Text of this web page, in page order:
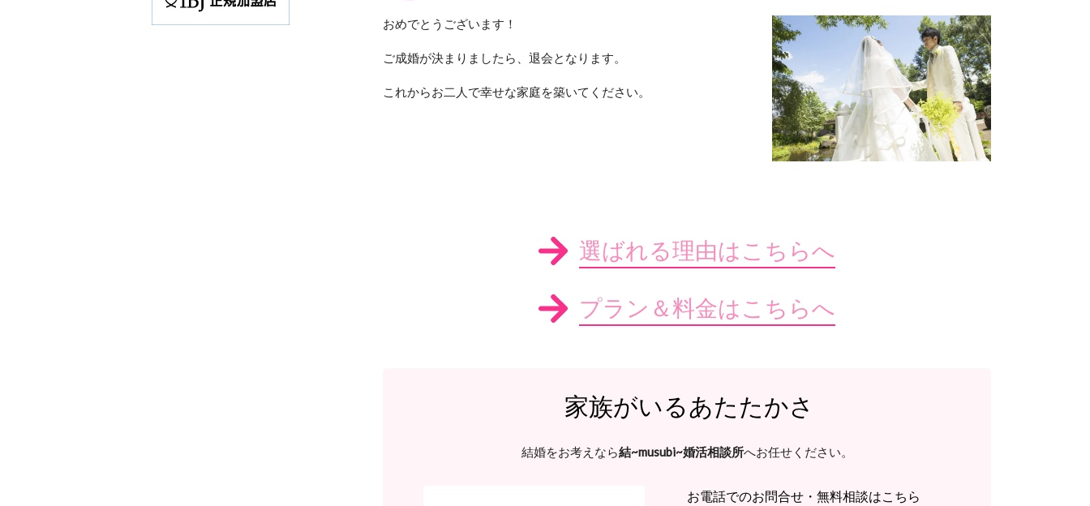
おめでとうございます！
ご成婚が決まりましたら、退会となります。
これからお二人で幸せな家庭を築いてください。
選ばれる理由はこちらへ
プラン＆料金はこちらへ
家族がいるあたたかさ
結婚をお考えなら結~musubi~婚活相談所へお任せください。
お電話でのお問合せ・無料相談はこちら